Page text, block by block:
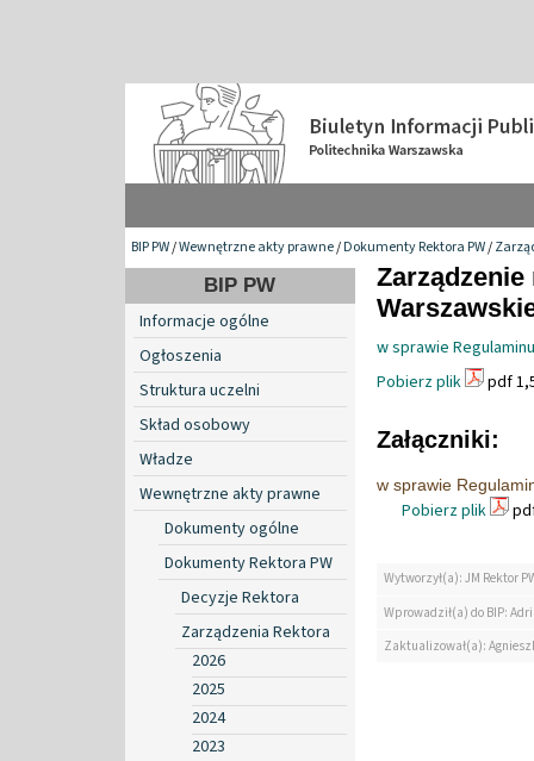
BIP PW/Wewnętrzne akty prawne/Dokumenty Rektora PW/
BIP PW
Informacje ogólne
Ogłoszenia
Struktura uczelni
Skład osobowy
Władze
Wewnętrzne akty prawne
Dokumenty ogólne
Dokumenty Rektora PW
Decyzje Rektora
Zarządzenia Rektora
2026
2025
2024
2023
w sprawie
Pobierz plik
pdf
Załączniki:
w sprawie
Pobierz plik
Wytworzył(a): JM Rektor
Wprowadził(a) do BIP:
Zaktualizował(a):